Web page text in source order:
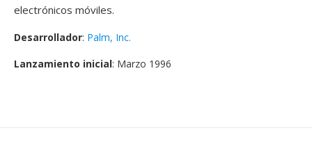
electrónicos móviles.
Desarrollador: Palm, Inc.
Lanzamiento inicial: Marzo 1996